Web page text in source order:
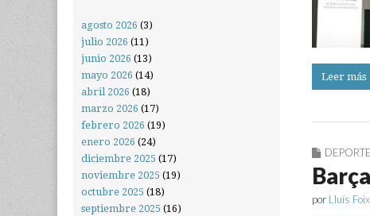
Leer
por Lluís Foix
agosto 2026 (3)
julio 2026 (11)
junio 2026 (13)
mayo 2026 (14)
abril 2026 (18)
marzo 2026 (17)
febrero 2026 (19)
enero 2026 (24)
diciembre 2025 (17)
noviembre 2025 (19)
octubre 2025 (18)
septiembre 2025 (16)